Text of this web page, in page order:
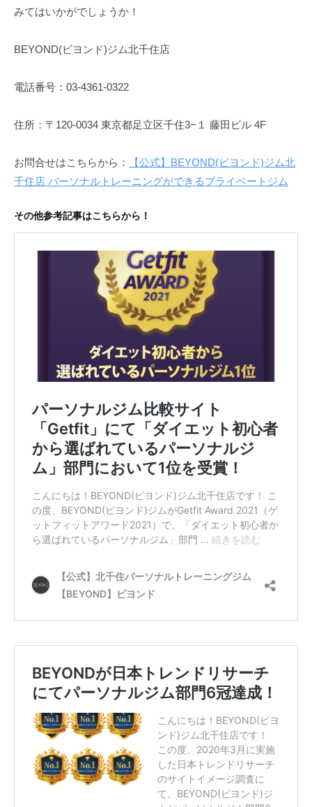
みてはいかがでしょうか！
BEYOND(ビヨンド)ジム北千住店
電話番号：03-4361-0322
住所：〒120-0034 東京都足立区千住3−１ 藤田ビル 4F
お問合せはこちらから：
【公式】BEYOND(ビヨンド)ジム北
千住店 パーソナルトレーニングができるプライベートジム
その他参考記事はこちらから！